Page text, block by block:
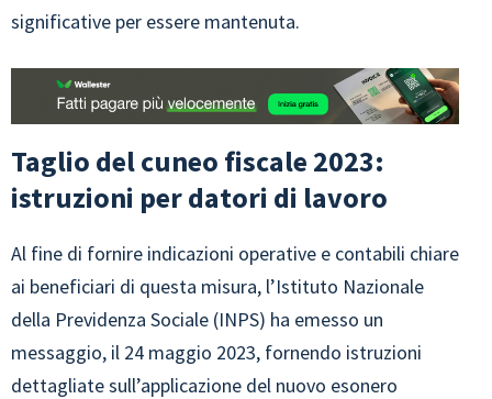
significative per essere mantenuta.
Taglio del cuneo fiscale 2023:
istruzioni per datori di lavoro
Al fine di fornire indicazioni operative e contabili chiare
ai beneficiari di questa misura, l’Istituto Nazionale
della Previdenza Sociale (INPS) ha emesso un
messaggio, il 24 maggio 2023, fornendo istruzioni
dettagliate sull’applicazione del nuovo esonero